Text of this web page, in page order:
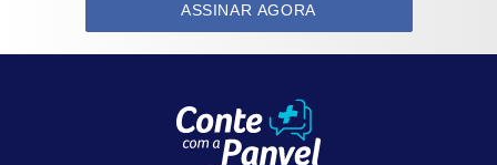
ASSINAR AGORA